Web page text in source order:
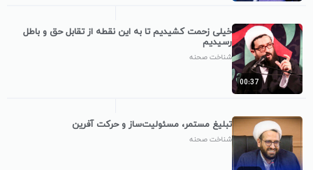
00:37
خیلی زحمت کشیدیم تا به این نقطه از تقابل حق و باطل
رسیدیم
شناخت صحنه
تبلیغ مستمر، مسئولیت‌ساز و حرکت آفرین
شناخت صحنه